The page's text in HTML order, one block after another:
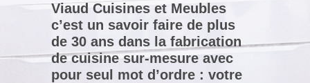
Viaud Cuisines et Meubles
c’est un savoir faire de plus
de 30 ans dans la fabrication
de cuisine sur-mesure avec
pour seul mot d’ordre : votre